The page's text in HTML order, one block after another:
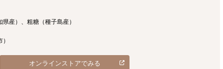
県産）、粗糖（種子島産）
オンラインストアでみる